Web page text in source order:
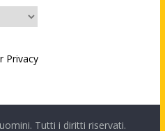
Privacy
. Tutti i diritti riservati.